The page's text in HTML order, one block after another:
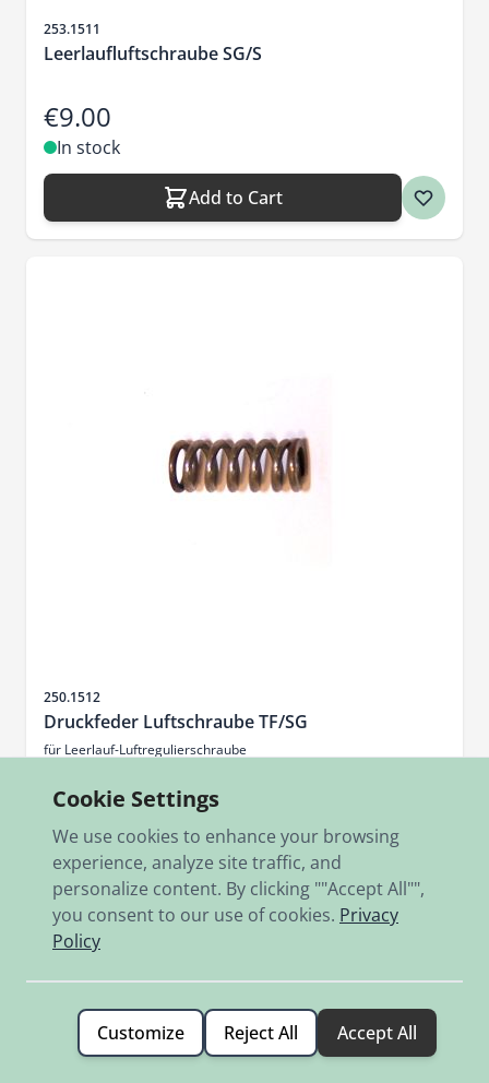
Sku
253.1511
Leerlaufluftschraube SG/S
€9.00
In stock
Add to Cart
Sku
250.1512
Druckfeder Luftschraube TF/SG
für Leerlauf-Luftregulierschraube
€1.60
In stock
Add to Cart
Cookie Settings
We use cookies to enhance your browsing
experience, analyze site traffic, and
personalize content. By clicking ""Accept All"",
you consent to our use of cookies. Privacy
Policy
Customize Reject All Accept All